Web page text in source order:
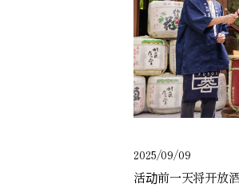
2025/09/09
活动前一天将开放